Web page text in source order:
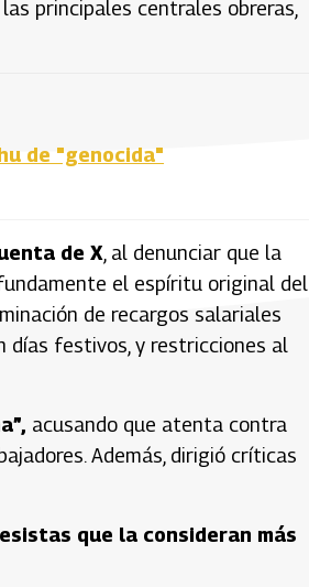
principales centrales obreras,
de "genocida"
de X , al denunciar que la
el espíritu original del
de recargos salariales
días festivos, y restricciones al
acusando que atenta contra
Además, dirigió críticas
que la consideran más